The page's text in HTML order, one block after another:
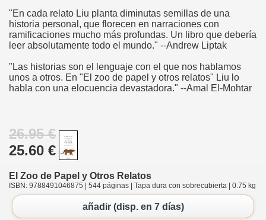
"En cada relato Liu planta diminutas semillas de una
historia personal, que florecen en narraciones con
ramificaciones mucho más profundas. Un libro que debería
leer absolutamente todo el mundo." --Andrew Liptak
"Las historias son el lenguaje con el que nos hablamos
unos a otros. En "El zoo de papel y otros relatos" Liu lo
habla con una elocuencia devastadora." --Amal El-Mohtar
26.95 €
25.60 €
El Zoo de Papel y Otros Relatos
ISBN: 9788491046875 | 544 páginas | Tapa dura con sobrecubierta | 0.75 kg
añadir (disp. en 7 días)